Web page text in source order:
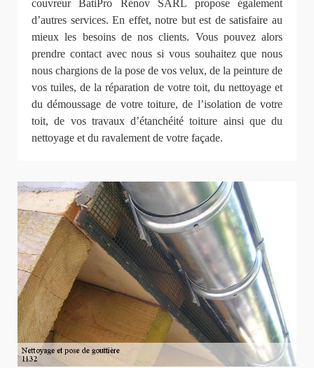
couvreur BatiPro Rénov SARL propose également
d’autres services. En effet, notre but est de satisfaire au
mieux les besoins de nos clients. Vous pouvez alors
prendre contact avec nous si vous souhaitez que nous
nous chargions de la pose de vos velux, de la peinture de
vos tuiles, de la réparation de votre toit, du nettoyage et
du démoussage de votre toiture, de l’isolation de votre
toit, de vos travaux d’étanchéité toiture ainsi que du
nettoyage et du ravalement de votre façade.